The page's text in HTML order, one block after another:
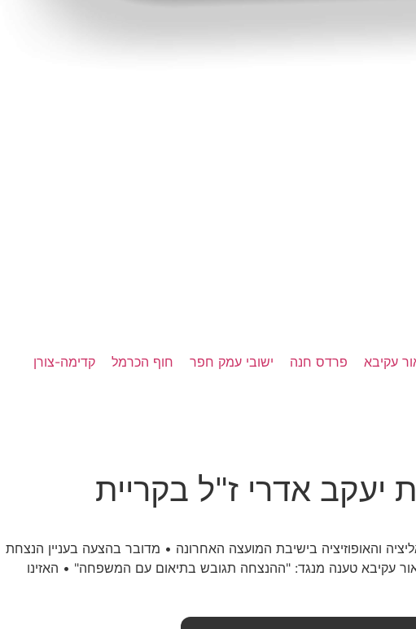
עקיבא פרדס חנה ישובי עמק חפר חוף הכרמל קדימה-צורן
אדרי ז"ל בקריית
והאופוזיציה בישיבת המועצה האחרונה • מדובר בהצעה בעניין הנצחת
עקיבא טענה מנגד: "ההנצחה תגובש בתיאום עם המשפחה" • האזינו